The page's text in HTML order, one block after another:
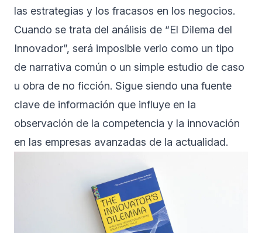
las estrategias y los fracasos en los negocios.
Cuando se trata del análisis de “El Dilema del
Innovador”, será imposible verlo como un tipo
de narrativa común o un simple estudio de caso
u obra de no ficción. Sigue siendo una fuente
clave de información que influye en la
observación de la competencia y la innovación
en las empresas avanzadas de la actualidad.